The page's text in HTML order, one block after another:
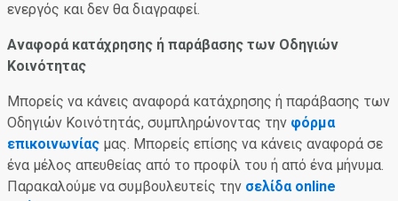
ενεργός και δεν θα διαγραφεί.
Αναφορά κατάχρησης ή παράβασης των Οδηγιών
Κοινότητας
Μπορείς να κάνεις αναφορά κατάχρησης ή παράβασης των
Οδηγιών Κοινότητάς, συμπληρώνοντας την φόρμα
επικοινωνίας μας. Μπορείς επίσης να κάνεις αναφορά σε
ένα μέλος απευθείας από το προφίλ του ή από ένα μήνυμα.
Παρακαλούμε να συμβουλευτείς την σελίδα online